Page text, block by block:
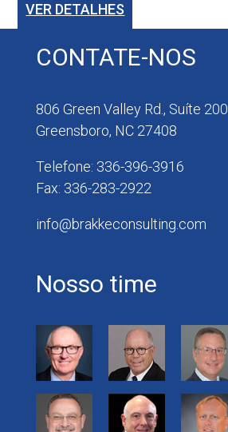
VER DETALHES
CONTATE-NOS
806 Green Valley Rd., Suíte 200
Greensboro, NC 27408
Telefone: 336-396-3916
Fax: 336-283-2922
info@brakkeconsulting.com
Nosso time